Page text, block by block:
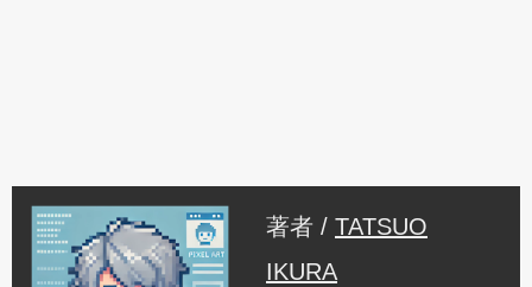
著者 / TATSUO
IKURA